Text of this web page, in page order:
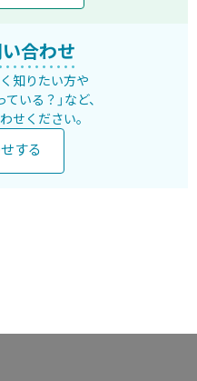
合わせ
知りたい方や
いる？」など、
せください。
する